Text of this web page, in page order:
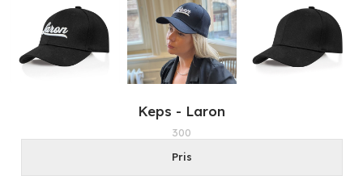
Keps - Laron
300
Pris